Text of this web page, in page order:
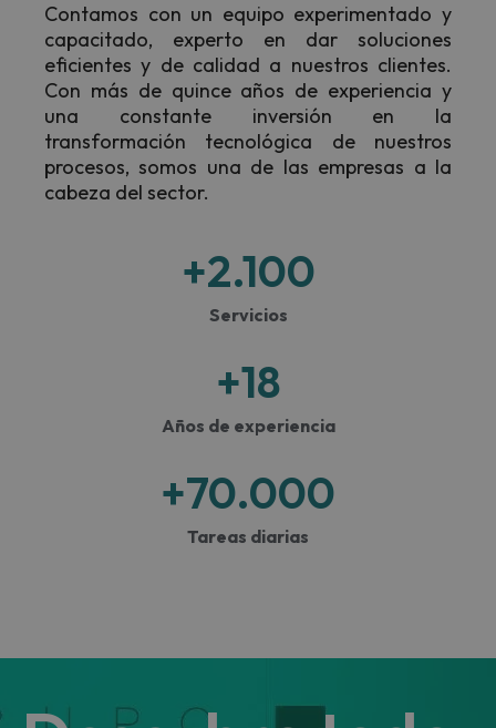
Contamos con un equipo experimentado y
capacitado, experto en dar soluciones
eficientes y de calidad a nuestros clientes.
Con más de quince años de experiencia y
una constante inversión en la
transformación tecnológica de nuestros
procesos, somos una de las empresas a la
cabeza del sector.
Servicios
+2.100
Años de experiencia
+18
Tareas diarias​
+70.000